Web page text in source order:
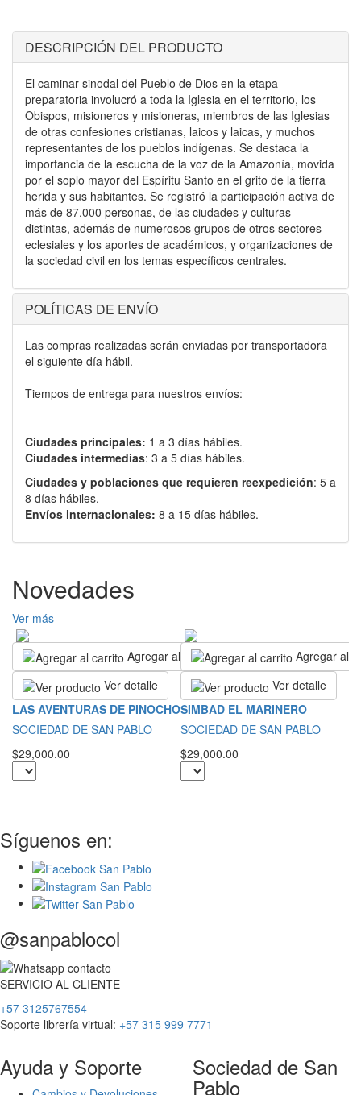
DESCRIPCIÓN DEL PRODUCTO
El caminar sinodal del Pueblo de Dios en la etapa
preparatoria involucró a toda la Iglesia en el territorio, los
Obispos, misioneros y misioneras, miembros de las Iglesias
de otras confesiones cristianas, laicos y laicas, y muchos
representantes de los pueblos indígenas. Se destaca la
importancia de la escucha de la voz de la Amazonía, movida
por el soplo mayor del Espíritu Santo en el grito de la tierra
herida y sus habitantes. Se registró la participación activa de
más de 87.000 personas, de las ciudades y culturas
distintas, además de numerosos grupos de otros sectores
eclesiales y los aportes de académicos, y organizaciones de
la sociedad civil en los temas específicos centrales.
POLÍTICAS DE ENVÍO
Las compras realizadas serán enviadas por transportadora
el siguiente día hábil.
Tiempos de entrega para nuestros envíos:
Ciudades principales: 1 a 3 días hábiles.
Ciudades intermedias: 3 a 5 días hábiles.
Ciudades y poblaciones que requieren reexpedición: 5 a
8 días hábiles.
Envíos internacionales: 8 a 15 días hábiles.
Novedades
Ver más
Agregar al carrito
Ver detalle
LAS AVENTURAS DE PINOCHO
SOCIEDAD DE SAN PABLO
$29,000.00
Agregar al
Ver detalle
SIMBAD EL MARINERO
SOCIEDAD DE SAN PABLO
$29,000.00
Síguenos en:
@sanpablocol
SERVICIO AL CLIENTE
+57 3125767554
Soporte librería virtual: +57 315 999 7771
Ayuda y Soporte Sociedad de San
Pablo